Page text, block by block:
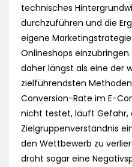
technisches
durchzuführen und die
eigene
Onlineshops
daher längst als eine der
zielführendsten
Conversion-Rate im E-
nicht testet, läuft Gefahr,
Zielgruppenverständnis
den Wettbewerb zu
droht sogar eine